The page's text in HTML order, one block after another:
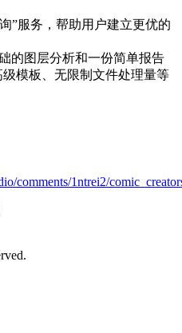
”服务，帮助用户建立更优的
的图层分析和一份简单报告
模板、无限制文件处理量等
comments/1ntrei2/